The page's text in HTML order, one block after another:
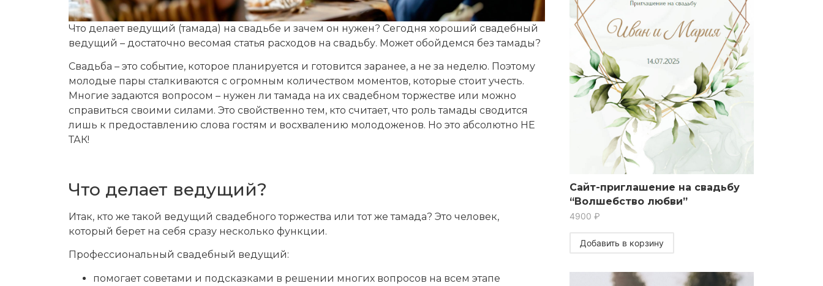
Что делает ведущий (тамада) на свадьбе и зачем он нужен? Сегодня хороший свадебный
ведущий – достаточно весомая статья расходов на свадьбу. Может обойдемся без тамады?
Свадьба – это событие, которое планируется и готовится заранее, а не за неделю. Поэтому
молодые пары сталкиваются с огромным количеством моментов, которые стоит учесть.
Многие задаются вопросом – нужен ли тамада на их свадебном торжестве или можно
справиться своими силами. Это свойственно тем, кто считает, что роль тамады сводится
лишь к предоставлению слова гостям и восхвалению молодоженов. Но это абсолютно НЕ
ТАК!
Что делает ведущий?
Итак, кто же такой ведущий свадебного торжества или тот же тамада? Это человек,
который берет на себя сразу несколько функции.
Профессиональный свадебный ведущий:
помогает советами и подсказками в решении многих вопросов на всем этапе
Сайт-приглашение на свадьбу
“Волшебство любви”
4900 ₽
Добавить в корзину